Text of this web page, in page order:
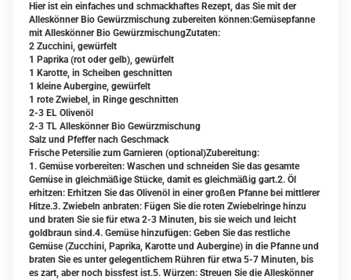
Hier ist ein einfaches und schmackhaftes Rezept, das Sie mit der
Alleskönner Bio Gewürzmischung zubereiten können:Gemüsepfanne
mit Alleskönner Bio GewürzmischungZutaten:
2 Zucchini, gewürfelt
1 Paprika (rot oder gelb), gewürfelt
1 Karotte, in Scheiben geschnitten
1 kleine Aubergine, gewürfelt
1 rote Zwiebel, in Ringe geschnitten
2-3 EL Olivenöl
2-3 TL Alleskönner Bio Gewürzmischung
Salz und Pfeffer nach Geschmack
Frische Petersilie zum Garnieren (optional)Zubereitung:
1. Gemüse vorbereiten: Waschen und schneiden Sie das gesamte
Gemüse in gleichmäßige Stücke, damit es gleichmäßig gart.2. Öl
erhitzen: Erhitzen Sie das Olivenöl in einer großen Pfanne bei mittlerer
Hitze.3. Zwiebeln anbraten: Fügen Sie die roten Zwiebelringe hinzu
und braten Sie sie für etwa 2-3 Minuten, bis sie weich und leicht
goldbraun sind.4. Gemüse hinzufügen: Geben Sie das restliche
Gemüse (Zucchini, Paprika, Karotte und Aubergine) in die Pfanne und
braten Sie es unter gelegentlichem Rühren für etwa 5-7 Minuten, bis
es zart, aber noch bissfest ist.5. Würzen: Streuen Sie die Alleskönner